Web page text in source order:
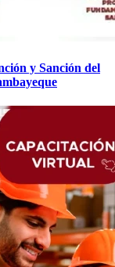
y Sanción del